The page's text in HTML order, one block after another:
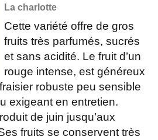
La charlotte
Cette variété offre de gros
fruits très parfumés, sucrés
et sans acidité. Le fruit d’un
rouge intense, est généreux
robuste peu sensible
exigeant en entretien.
de juin jusqu’aux
fruits se conservent très